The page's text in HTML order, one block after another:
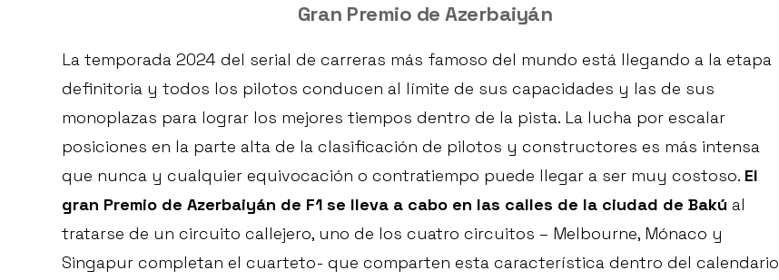
Gran Premio de Azerbaiyán
La temporada 2024 del serial de carreras más famoso del mundo está llegando a la etapa
definitoria y todos los pilotos conducen al límite de sus capacidades y las de sus
monoplazas para lograr los mejores tiempos dentro de la pista. La lucha por escalar
posiciones en la parte alta de la clasificación de pilotos y constructores es más intensa
que nunca y cualquier equivocación o contratiempo puede llegar a ser muy costoso. El
gran Premio de Azerbaiyán de F1 se lleva a cabo en las calles de la ciudad de Bakú al
tratarse de un circuito callejero, uno de los cuatro circuitos – Melbourne, Mónaco y
Singapur completan el cuarteto- que comparten esta característica dentro del calendario